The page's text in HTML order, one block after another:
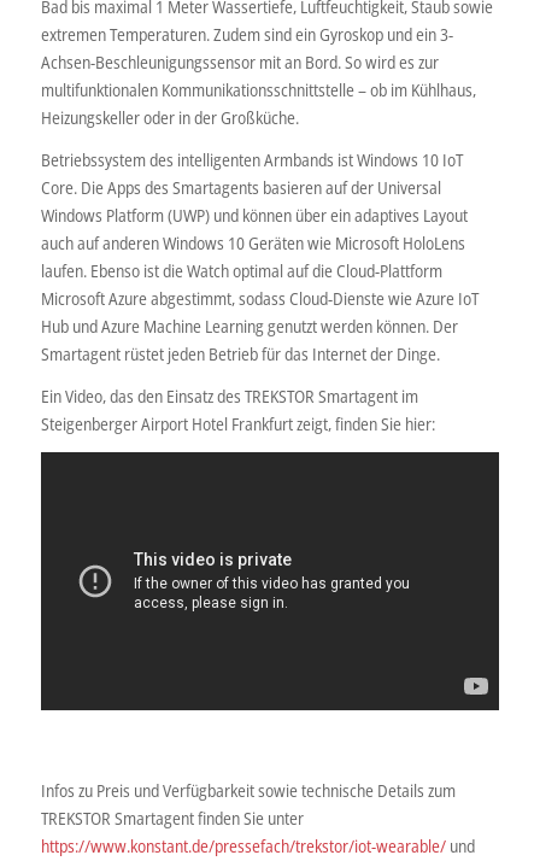
Bad bis maximal 1 Meter Wassertiefe, Luftfeuchtigkeit, Staub sowie
extremen Temperaturen. Zudem sind ein Gyroskop und ein 3-
Achsen-Beschleunigungssensor mit an Bord. So wird es zur
multifunktionalen Kommunikationsschnittstelle – ob im Kühlhaus,
Heizungskeller oder in der Großküche.
Betriebssystem des intelligenten Armbands ist Windows 10 IoT
Core. Die Apps des Smartagents basieren auf der Universal
Windows Platform (UWP) und können über ein adaptives Layout
auch auf anderen Windows 10 Geräten wie Microsoft HoloLens
laufen. Ebenso ist die Watch optimal auf die Cloud-Plattform
Microsoft Azure abgestimmt, sodass Cloud-Dienste wie Azure IoT
Hub und Azure Machine Learning genutzt werden können. Der
Smartagent rüstet jeden Betrieb für das Internet der Dinge.
Ein Video, das den Einsatz des TREKSTOR Smartagent im
Steigenberger Airport Hotel Frankfurt zeigt, finden Sie hier:
Infos zu Preis und Verfügbarkeit sowie technische Details zum
TREKSTOR Smartagent finden Sie unter
https://www.konstant.de/pressefach/trekstor/iot-wearable/und